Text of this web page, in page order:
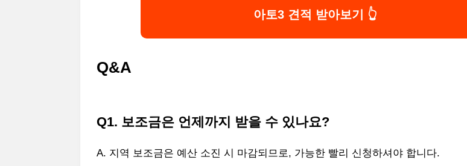
아토3 견적 받아보기 👆
Q&A
Q1. 보조금은 언제까지 받을 수 있나요?
A. 지역 보조금은 예산 소진 시 마감되므로, 가능한 빨리 신청하셔야 합니다.